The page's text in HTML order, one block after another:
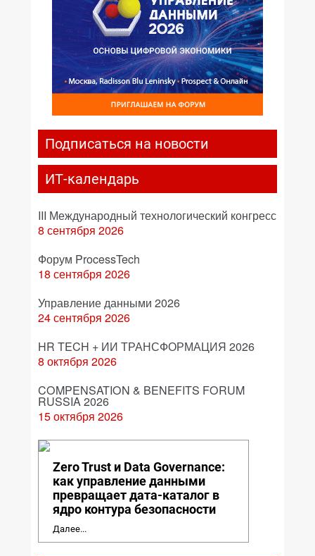
Подписаться на новости
ИТ-календарь
III Международный технологический конгресс
8 сентября 2026
Форум ProcessTech
18 сентября 2026
Управление данными 2026
24 сентября 2026
HR TECH + ИИ ТРАНСФОРМАЦИЯ 2026
8 октября 2026
COMPENSATION & BENEFITS FORUM
RUSSIA 2026
15 октября 2026
Zero Trust и Data Governance:
как управление данными
превращает дата-каталог в
ядро контура безопасности
Далее...